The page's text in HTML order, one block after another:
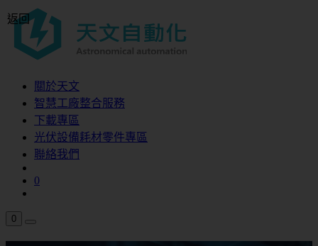
關於天文
智慧工廠整合服務
下載專區
光伏設備耗材零件專區
聯絡我們
0
0
返回